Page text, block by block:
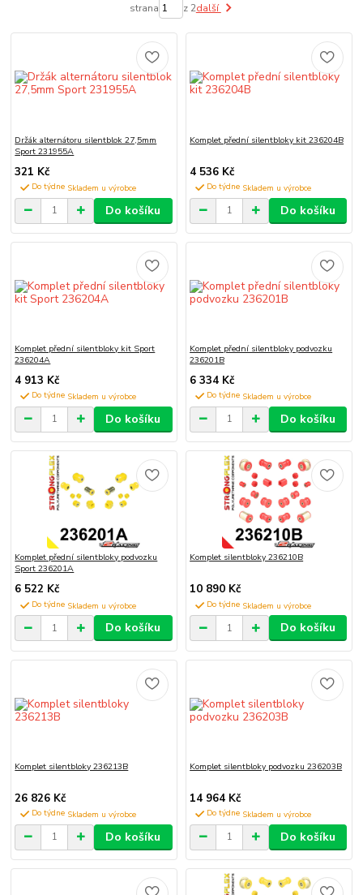
strana z 2další
Držák alternátoru silentblok 27,5mm
Sport 231955A
321 Kč
Do týdne
Do košíku
Komplet přední silentbloky kit 236204B
4 536 Kč
Do týdne
Do košíku
Komplet přední silentbloky kit Sport
236204A
4 913 Kč
Do týdne
Do košíku
Komplet přední silentbloky podvozku
236201B
6 334 Kč
Do týdne
Do košíku
Komplet přední silentbloky podvozku
Sport 236201A
6 522 Kč
Do týdne
Do košíku
Komplet silentbloky 236210B
10 890 Kč
Do týdne
Do košíku
Komplet silentbloky 236213B
26 826 Kč
Do týdne
Do košíku
Komplet silentbloky podvozku 236203B
14 964 Kč
Do týdne
Do košíku